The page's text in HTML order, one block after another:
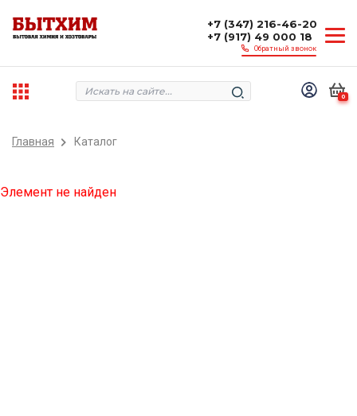
+7 (347) 216-46-20
+7 (917) 49 000 18
Обратный звонок
0
Главная Каталог
Элемент не найден